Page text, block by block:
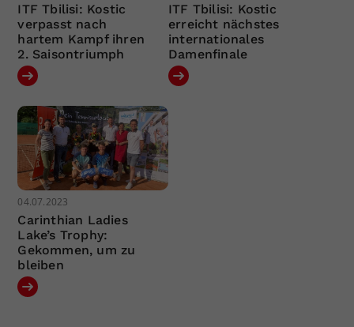
ITF Tbilisi: Kostic
verpasst nach
hartem Kampf ihren
2. Saisontriumph
ITF Tbilisi: Kostic
erreicht nächstes
internationales
Damenfinale
04.07.2023
Carinthian Ladies
Lake’s Trophy:
Gekommen, um zu
bleiben